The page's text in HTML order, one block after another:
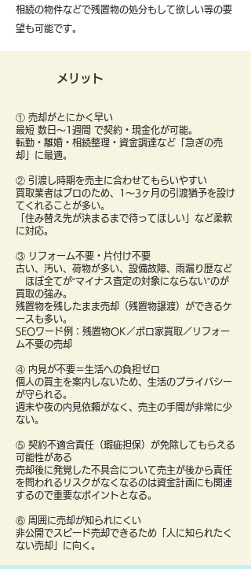
​相続の物件などで残置物の処分もして欲しい等の要
望も可能です。
メリット
① 売却がとにかく早い
最短 数日〜1週間 で契約・現金化が可能。
転勤・離婚・相続整理・資金調達など「急ぎの売
却」に最適。
② 引渡し時期を売主に合わせてもらいやすい
買取業者はプロのため、1〜3ヶ月の引渡猶予を設け
てくれることが多い。
「住み替え先が決まるまで待ってほしい」など柔軟
に対応。
③ リフォーム不要・片付け不要
古い、汚い、荷物が多い、設備故障、雨漏り歴など
ほぼ全てが“マイナス査定の対象にならない”のが
買取の強み。
残置物を残したまま売却（残置物譲渡）ができるケ
ースも多い。
SEOワード例：残置物OK／ボロ家買取／リフォー
ム不要の売却
④ 内見が不要＝生活への負担ゼロ
個人の買主を案内しないため、生活のプライバシー
が守られる。
週末や夜の内見依頼がなく、売主の手間が非常に少
ない。
⑤ 契約不適合責任（瑕疵担保）が免除してもらえる
可能性がある
売却後に発覚した不具合について売主が後から責任
を問われるリスクがなくなるのは資金計画にも関連
するので重要なポイントとなる。
⑥ 周囲に売却が知られにくい
非公開でスピード売却できるため「人に知られたく
ない売却」に向く。